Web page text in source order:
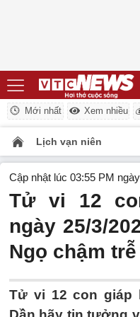
Mới nhất Xem nhiều
Lịch vạn niên
Cập nhật lúc 03:55 PM
Tử vi 12
ngày 25/3/
Ngọ chậm trễ
Tử vi 12 con giáp